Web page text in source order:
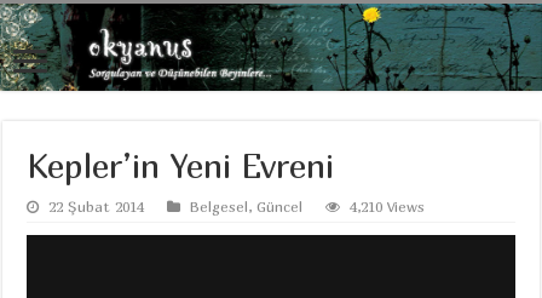
Kepler’in Yeni Evreni
22 Şubat 2014 Belgesel,Güncel 4,210 Views